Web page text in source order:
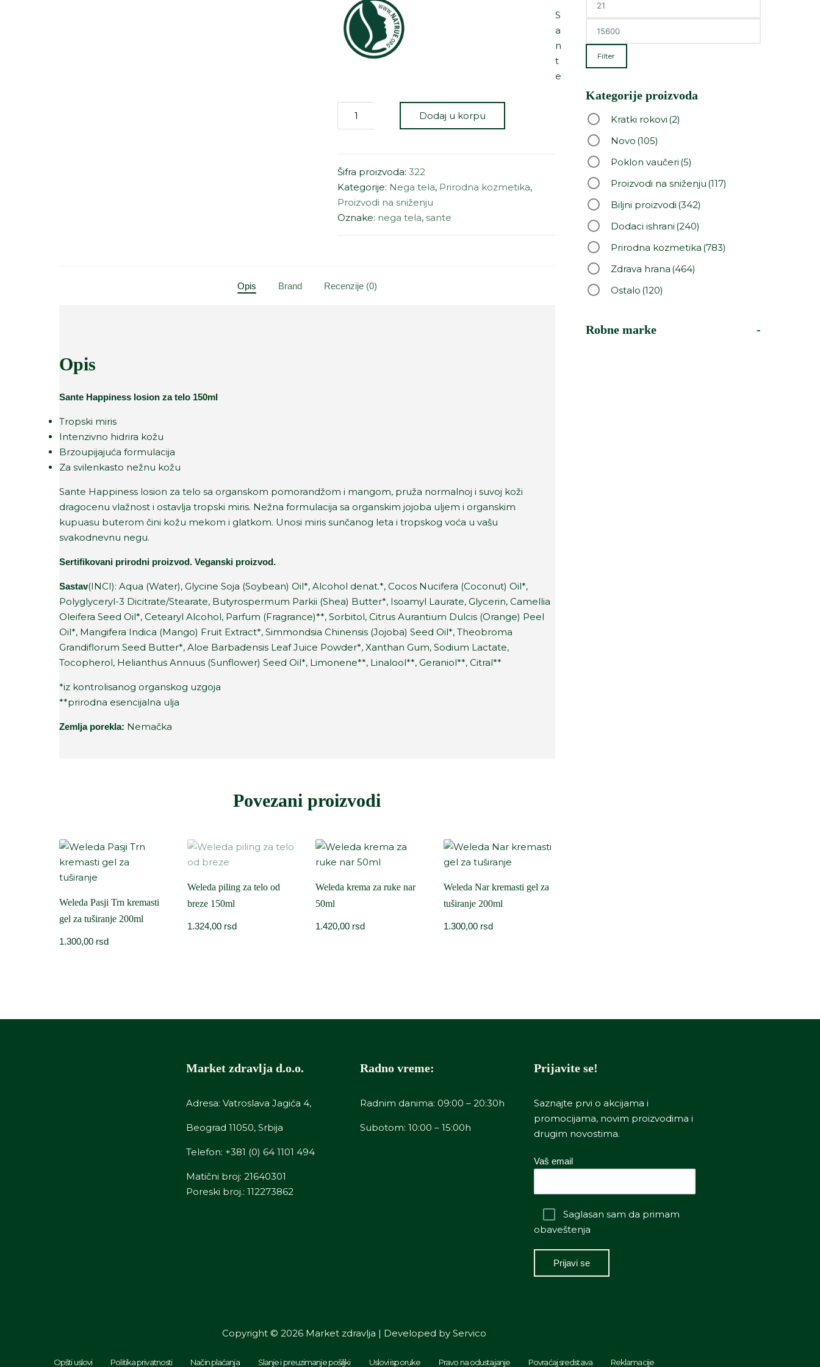
S
a
n
t
e
Dodaj u korpu
Šifra proizvoda:322
Kategorije: Nega tela, Prirodna kozmetika,
Proizvodi na sniženju
Oznake: nega tela,sante
Opis Brand Recenzije (0)
Opis
Sante Happiness losion za telo 150ml
Tropski miris
Intenzivno hidrira kožu
Brzoupijajuća formulacija
Za svilenkasto nežnu kožu
Sante Happiness losion za telo sa organskom pomorandžom i mangom, pruža normalnoj i suvoj koži
dragocenu vlažnost i ostavlja tropski miris. Nežna formulacija sa organskim jojoba uljem i organskim
kupuasu buterom čini kožu mekom i glatkom. Unosi miris sunčanog leta i tropskog voća u vašu
svakodnevnu negu.
Sertifikovani prirodni proizvod. Veganski proizvod.
Sastav(INCI): Aqua (Water), Glycine Soja (Soybean) Oil*, Alcohol denat.*, Cocos Nucifera (Coconut) Oil*,
Polyglyceryl-3 Dicitrate/Stearate, Butyrospermum Parkii (Shea) Butter*, Isoamyl Laurate, Glycerin, Camellia
Oleifera Seed Oil*, Cetearyl Alcohol, Parfum (Fragrance)**, Sorbitol, Citrus Aurantium Dulcis (Orange) Peel
Oil*, Mangifera Indica (Mango) Fruit Extract*, Simmondsia Chinensis (Jojoba) Seed Oil*, Theobroma
Grandiflorum Seed Butter*, Aloe Barbadensis Leaf Juice Powder*, Xanthan Gum, Sodium Lactate,
Tocopherol, Helianthus Annuus (Sunflower) Seed Oil*, Limonene**, Linalool**, Geraniol**, Citral**
*iz kontrolisanog organskog uzgoja
**prirodna esencijalna ulja
Zemlja porekla: Nemačka
Povezani proizvodi
Weleda Pasji Trn kremasti
gel za tuširanje 200ml
1.300,00 rsd
Weleda piling za telo od
breze 150ml
1.324,00 rsd
Weleda krema za ruke nar
50ml
1.420,00 rsd
Weleda Nar kremasti gel za
tuširanje 200ml
1.300,00 rsd
Filter
Kategorije proizvoda
Kratki rokovi (2)
Novo (105)
Poklon vaučeri (5)
Proizvodi na sniženju (117)
Biljni proizvodi (342)
Dodaci ishrani (240)
Prirodna kozmetika (783)
Zdrava hrana (464)
Ostalo (120)
Robne marke -
Market zdravlja d.o.o.
Adresa: Vatroslava Jagića 4,
Beograd 11050, Srbija
Telefon: +381 (0) 64 1101 494
Matični broj: 21640301
Poreski broj.: 112273862
Radno vreme:
Radnim danima: 09:00 – 20:30h
Subotom: 10:00 – 15:00h
Prijavite se!
Saznajte prvi o akcijama i
promocijama, novim proizvodima i
drugim novostima.
Vaš email
Saglasan sam da primam
obaveštenja
Copyright © 2026 Market zdravlja | Developed by Servico
Opšti uslovi Politika privatnosti Način plaćanja Slanje i preuzimanje pošiljki Uslovi isporuke Pravo na odustajanje Povraćaj sredstava Reklamacije